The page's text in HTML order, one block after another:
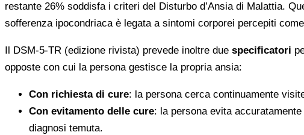
restante 26% soddisfa i criteri del Disturbo d’Ansia di Malattia.
sofferenza ipocondriaca è legata a sintomi corporei percepiti
Il DSM-5-TR (edizione rivista) prevede inoltre due specificatori
opposte con cui la persona gestisce la propria ansia:
Con richiesta di cure: la persona cerca continuamente
Con evitamento delle cure: la persona evita
diagnosi temuta.